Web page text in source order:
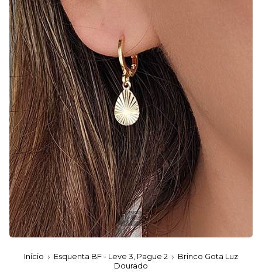
1/2
Início Esquenta BF - Leve 3, Pague 2
Brinco Gota Luz
Dourado